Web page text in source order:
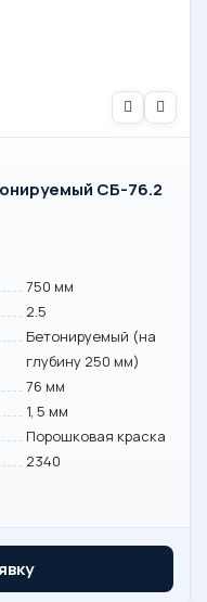
СБ-76.2
750 мм
2.5
Бетонируемый (на
глубину 250 мм)
76 мм
1, 5 мм
Порошковая краска
2340